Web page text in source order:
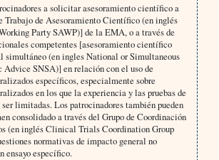
a solicitar asesoramiento científico a
Trabajo de Asesoramiento Científico (en inglés
Party SAWP)] de la EMA, o a través de
competentes [asesoramiento científico
simultáneo (en ingles National or Simultaneous
SNSA)] en relación con el uso de
específicos, especialmente sobre
en los que la experiencia y las pruebas de
limitadas. Los patrocinadores también pueden
consolidado a través del Grupo de Coordinación
(en inglés Clinical Trials Coordination Group
normativas de impacto general no
ensayo específico.